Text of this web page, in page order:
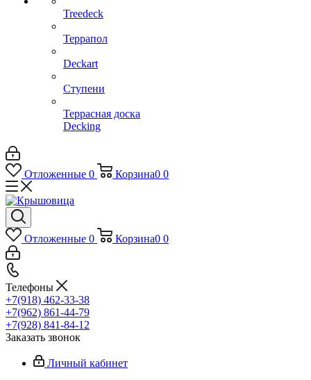
Treedeck
Террапол
Deckart
Ступени
Террасная доска
Decking
Отложенные 0 Корзина0 0
Отложенные 0 Корзина0 0
Телефоны
+7(918) 462-33-38
+7(962) 861-44-79
+7(928) 841-84-12
Заказать звонок
Личный кабинет